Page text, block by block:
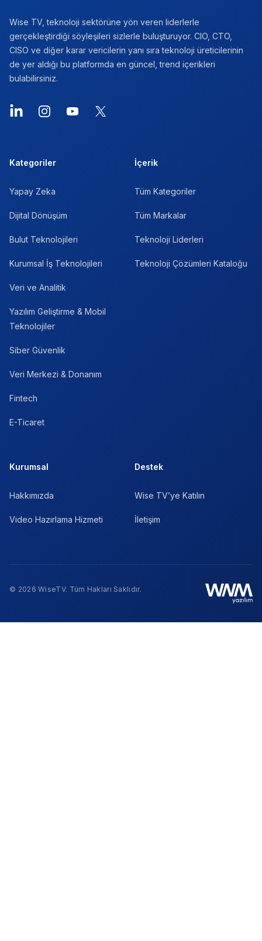
Wise TV, teknoloji sektörüne yön veren liderlerle
gerçekleştirdiği söyleşileri sizlerle buluşturuyor. CIO, CTO,
CISO ve diğer karar vericilerin yanı sıra teknoloji üreticilerinin
de yer aldığı bu platformda en güncel, trend içerikleri
bulabilirsiniz.
LinkedInInstagramYouTube
X
Kategoriler
Yapay Zeka
Dijital Dönüşüm
Bulut Teknolojileri
Kurumsal İş Teknolojileri
Veri ve Analitik
Yazılım Geliştirme & Mobil
Teknolojiler
Siber Güvenlik
Veri Merkezi & Donanım
Fintech
E-Ticaret
İçerik
Tüm Kategoriler
Tüm Markalar
Teknoloji Liderleri
Teknoloji Çözümleri Kataloğu
Kurumsal
Hakkımızda
Video Hazırlama Hizmeti
Destek
Wise TV’ye Katılın
İletişim
© 2026 WiseTV. Tüm Hakları Saklıdır.